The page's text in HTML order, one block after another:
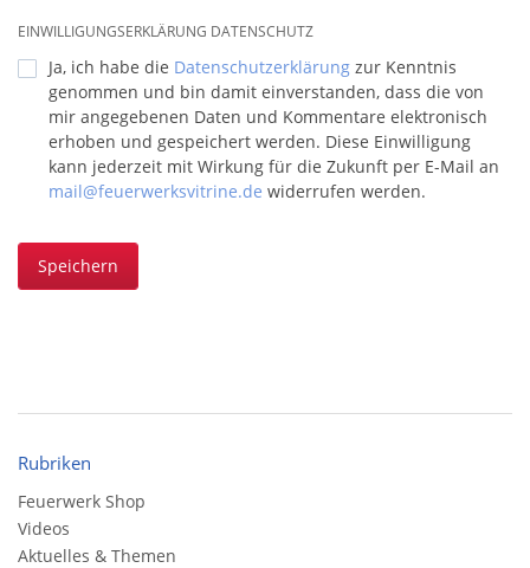
EINWILLIGUNGSERKLÄRUNG DATENSCHUTZ
Ja, ich habe die Datenschutzerklärung zur Kenntnis
genommen und bin damit einverstanden, dass die von
mir angegebenen Daten und Kommentare elektronisch
erhoben und gespeichert werden. Diese Einwilligung
kann jederzeit mit Wirkung für die Zukunft per E-Mail an
mail@feuerwerksvitrine.de widerrufen werden.
Speichern
Rubriken
Feuerwerk Shop
Videos
Aktuelles & Themen